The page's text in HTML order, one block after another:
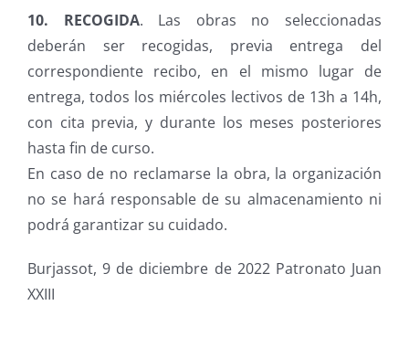
10. RECOGIDA. Las obras no seleccionadas
deberán ser recogidas, previa entrega del
correspondiente recibo, en el mismo lugar de
entrega, todos los miércoles lectivos de 13h a 14h,
con cita previa, y durante los meses posteriores
hasta fin de curso.
En caso de no reclamarse la obra, la organización
no se hará responsable de su almacenamiento ni
podrá garantizar su cuidado.
Burjassot, 9 de diciembre de 2022 Patronato Juan
XXIII